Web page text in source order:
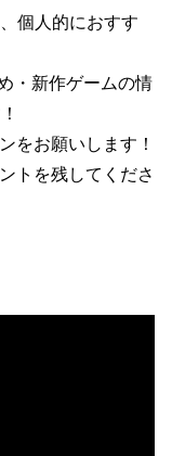
個人的におすす
・新作ゲームの情
をお願いします！
トを残してくださ